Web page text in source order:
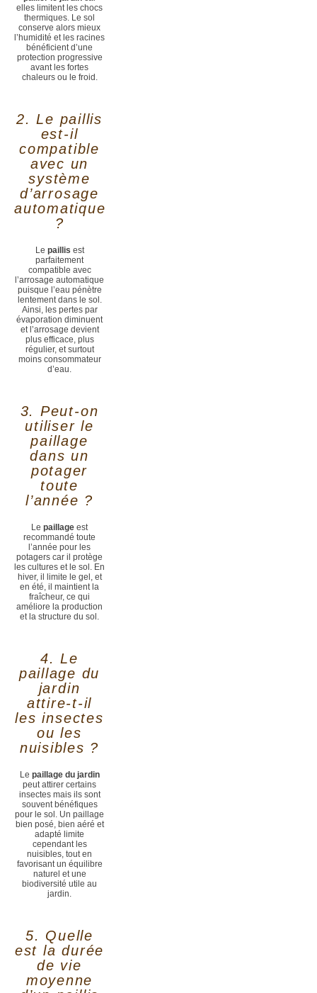
elles limitent les chocs
thermiques. Le sol
conserve alors mieux
l’humidité et les racines
bénéficient d’une
protection progressive
avant les fortes
chaleurs ou le froid.
2. Le paillis
est-il
compatible
avec un
système
d’arrosage
automatique
?
Le paillis est
parfaitement
compatible avec
l’arrosage automatique
puisque l’eau pénètre
lentement dans le sol.
Ainsi, les pertes par
évaporation diminuent
et l’arrosage devient
plus efficace, plus
régulier, et surtout
moins consommateur
d’eau.
3. Peut-on
utiliser le
paillage
dans un
potager
toute
l’année ?
Le paillage est
recommandé toute
l’année pour les
potagers car il protège
les cultures et le sol. En
hiver, il limite le gel, et
en été, il maintient la
fraîcheur, ce qui
améliore la production
et la structure du sol.
4. Le
paillage du
jardin
attire-t-il
les insectes
ou les
nuisibles ?
Le paillage du jardin
peut attirer certains
insectes mais ils sont
souvent bénéfiques
pour le sol. Un paillage
bien posé, bien aéré et
adapté limite
cependant les
nuisibles, tout en
favorisant un équilibre
naturel et une
biodiversité utile au
jardin.
5. Quelle
est la durée
de vie
moyenne